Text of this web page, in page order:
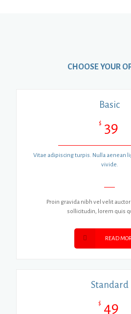
CHOOSE YOUR
Basic
$ 39
Vitae adipiscing turpis. Nulla aenean
vivide.
Proin gravida nibh vel velit
sollicitudin, lorem quis
READ
Standard
$ 49